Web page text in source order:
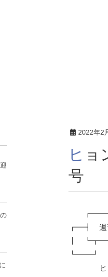
2022年2
ヒョンデEVを「最高」と報じる日本メディアの986
号
┏━┫ 週
┃
ヒョン